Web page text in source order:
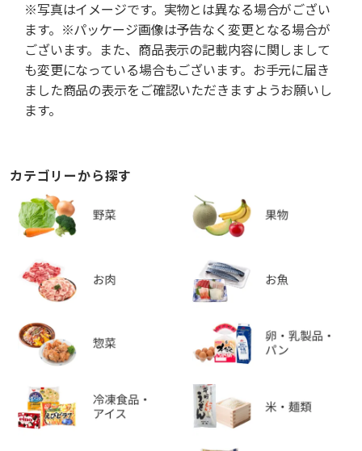
※写真はイメージです。実物とは異なる場合がござい
ます。※パッケージ画像は予告なく変更となる場合が
ございます。また、商品表示の記載内容に関しまして
も変更になっている場合もございます。お手元に届き
ました商品の表示をご確認いただきますようお願いし
ます。
カテゴリーから探す